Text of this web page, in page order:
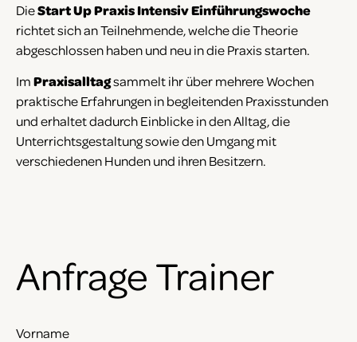
DieStart Up Praxis Intensiv Einführungswoche
richtet sich an Teilnehmende, welche die Theorie
abgeschlossen haben und neu in die Praxis starten.
ImPraxisalltagsammelt ihr über mehrere Wochen
praktische Erfahrungen in begleitenden Praxisstunden
und erhaltet dadurch Einblicke in den Alltag, die
Unterrichtsgestaltung sowie den Umgang mit
verschiedenen Hunden und ihren Besitzern.
Anfrage Trainer
Vorname